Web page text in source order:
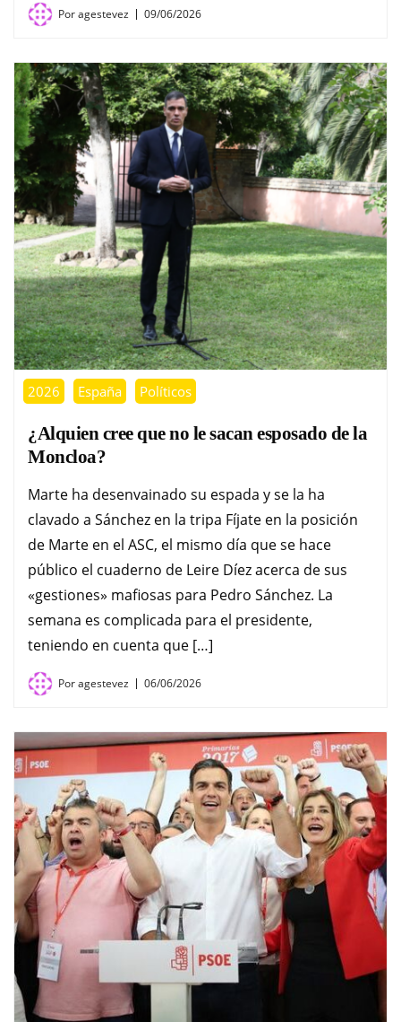
Poragestevez 09/06/2026
2026 España Políticos
¿Alquien cree que no le sacan esposado de la
Moncloa?
Marte ha desenvainado su espada y se la ha
clavado a Sánchez en la tripa Fíjate en la posición
de Marte en el ASC, el mismo día que se hace
público el cuaderno de Leire Díez acerca de sus
«gestiones» mafiosas para Pedro Sánchez. La
semana es complicada para el presidente,
teniendo en cuenta que […]
Poragestevez 06/06/2026